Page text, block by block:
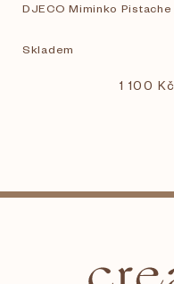
DJECO Miminko Pistache
Skladem
1 100 Kč